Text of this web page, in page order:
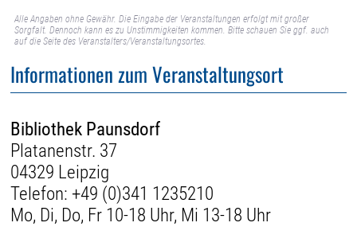
Alle Angaben ohne Gewähr. Die Eingabe der Veranstaltungen erfolgt mit großer
Sorgfalt. Dennoch kann es zu Unstimmigkeiten kommen. Bitte schauen Sie ggf. auch
auf die Seite des Veranstalters/Veranstaltungsortes.
Informationen zum Veranstaltungsort
Bibliothek Paunsdorf
Platanenstr. 37
04329 Leipzig
Telefon: +49 (0)341 1235210
Mo, Di, Do, Fr 10-18 Uhr, Mi 13-18 Uhr